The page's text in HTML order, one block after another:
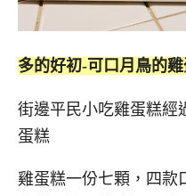
多的好初-可口月鳥的雞
街邊平民小吃雞蛋糕經
蛋糕
雞蛋糕一份七顆，四款